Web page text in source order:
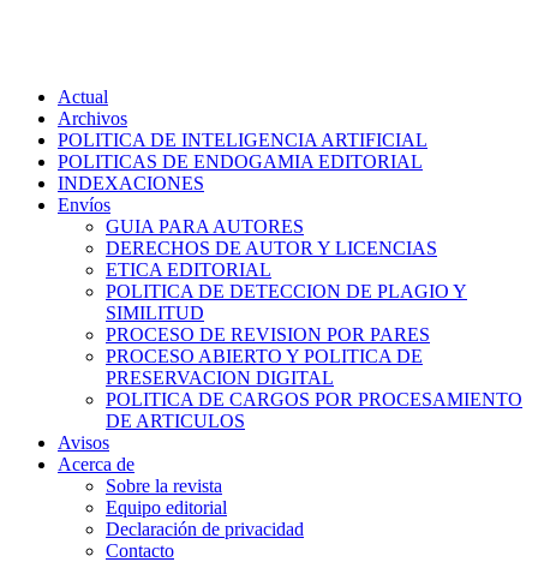
Actual
Archivos
POLITICA DE INTELIGENCIA ARTIFICIAL
POLITICAS DE ENDOGAMIA EDITORIAL
INDEXACIONES
Envíos
GUIA PARA AUTORES
DERECHOS DE AUTOR Y LICENCIAS
ETICA EDITORIAL
POLITICA DE DETECCION DE PLAGIO Y
SIMILITUD
PROCESO DE REVISION POR PARES
PROCESO ABIERTO Y POLITICA DE
PRESERVACION DIGITAL
POLITICA DE CARGOS POR PROCESAMIENTO
DE ARTICULOS
Avisos
Acerca de
Sobre la revista
Equipo editorial
Declaración de privacidad
Contacto